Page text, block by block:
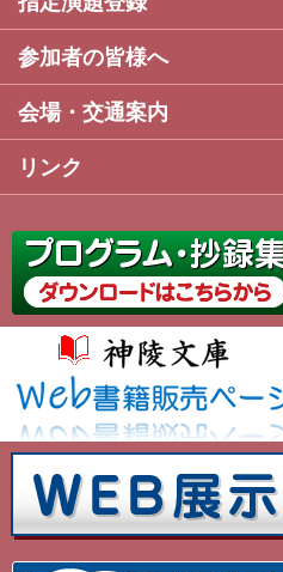
参加者の皆様へ
会場・交通案内
リンク